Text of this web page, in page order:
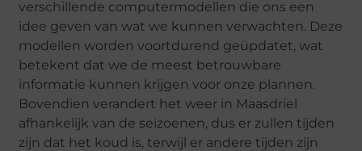
verschillende computermodellen die ons een
idee geven van wat we kunnen verwachten. Deze
modellen worden voortdurend geüpdatet, wat
betekent dat we de meest betrouwbare
informatie kunnen krijgen voor onze plannen.
Bovendien verandert het weer in Maasdriel
afhankelijk van de seizoenen, dus er zullen tijden
zijn dat het koud is, terwijl er andere tijden zijn